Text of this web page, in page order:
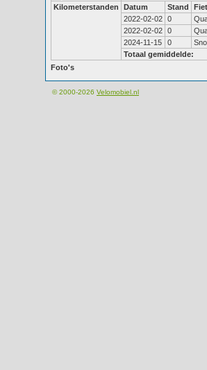
Kilometerstanden
Datum Stand
2022-02-02 0
2022-02-02 0
2024-11-15
0
Totaal gemiddelde:
Foto's
© 2000-2026 Velomobiel.nl